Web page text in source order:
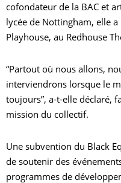
cofondateur de la BAC et
lycée de Nottingham, elle a
Playhouse, au Redhouse
“Partout où nous allons,
interviendrons lorsque le
toujours”, a-t-elle déclaré,
mission du collectif.
Une subvention du Black
de soutenir des
programmes de